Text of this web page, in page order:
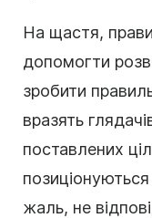
На щастя,
допомогти
зробити
вразять
поставлених
жаль, не